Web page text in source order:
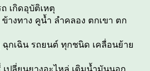
เกิดอุบัติเหตุ
างทาง คูน้ำ ลำคลอง ตกเขา ตก
ฉุกเฉิน รถยนต์ ทุกชนิด เคลื่อนย้าย
เปลี่ยนยางอะไหล่ เติมน้ำมันนอก